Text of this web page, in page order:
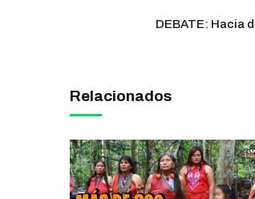
DEBATE: Hacia
Relacionados